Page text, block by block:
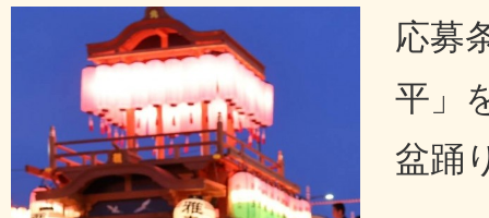
応募
平」
盆踊